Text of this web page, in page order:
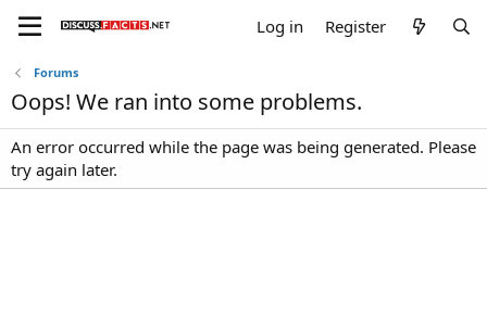
Log in Register
Forums
Oops! We ran into some problems.
An error occurred while the page was being generated. Please
try again later.